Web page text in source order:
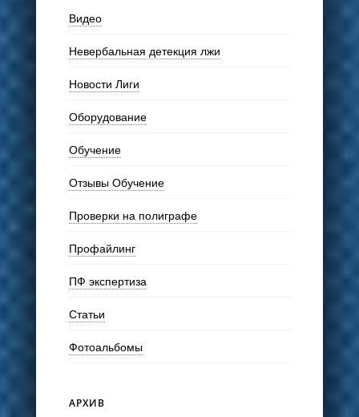
Видео
Невербальная детекция лжи
Новости Лиги
Оборудование
Обучение
Отзывы Обучение
Проверки на полиграфе
Профайлинг
ПФ экспертиза
Статьи
Фотоальбомы
АРХИВ